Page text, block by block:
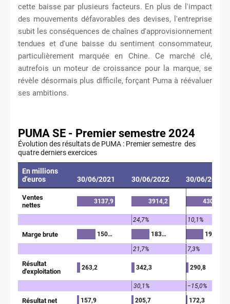
cette baisse par plusieurs facteurs. En plus de l'impact
des mouvements défavorables des devises, l'entreprise
subit les conséquences de chaînes d'approvisionnement
tendues et d'une baisse du sentiment consommateur,
particulièrement marquée en Chine. Ce marché clé,
autrefois un moteur de croissance pour la marque, se
révèle désormais plus difficile, forçant Puma à réévaluer
ses ambitions.